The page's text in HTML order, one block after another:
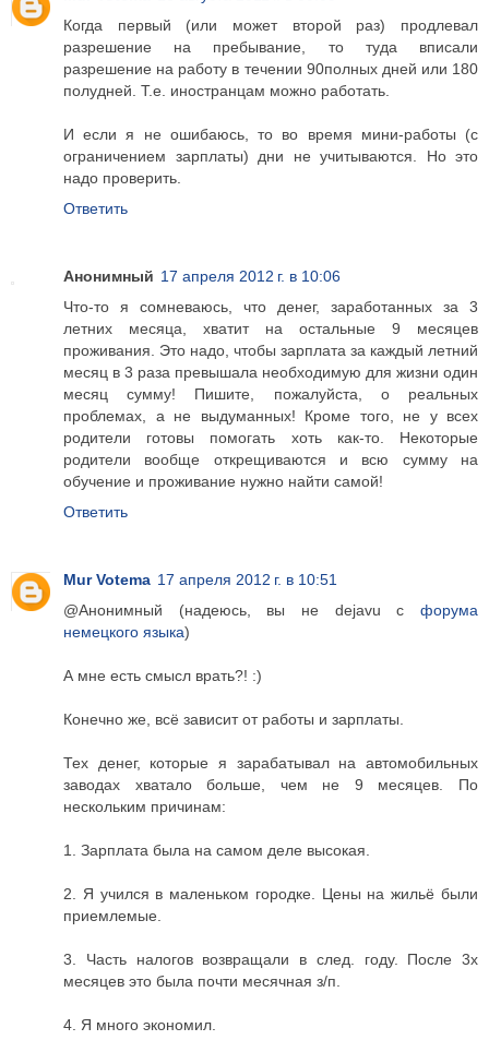
Когда первый (или может второй раз) продлевал
разрешение на пребывание, то туда вписали
разрешение на работу в течении 90полных дней или 180
полудней. Т.е. иностранцам можно работать.
И если я не ошибаюсь, то во время мини-работы (с
ограничением зарплаты) дни не учитываются. Но это
надо проверить.
Ответить
Анонимный 17 апреля 2012 г. в 10:06
Что-то я сомневаюсь, что денег, заработанных за 3
летних месяца, хватит на остальные 9 месяцев
проживания. Это надо, чтобы зарплата за каждый летний
месяц в 3 раза превышала необходимую для жизни один
месяц сумму! Пишите, пожалуйста, о реальных
проблемах, а не выдуманных! Кроме того, не у всех
родители готовы помогать хоть как-то. Некоторые
родители вообще открещиваются и всю сумму на
обучение и проживание нужно найти самой!
Ответить
Mur Votema 17 апреля 2012 г. в 10:51
@Анонимный (надеюсь, вы не dejavu с форума
немецкого языка)
А мне есть смысл врать?! :)
Конечно же, всё зависит от работы и зарплаты.
Тех денег, которые я зарабатывал на автомобильных
заводах хватало больше, чем не 9 месяцев. По
нескольким причинам:
1. Зарплата была на самом деле высокая.
2. Я учился в маленьком городке. Цены на жильё были
приемлемые.
3. Часть налогов возвращали в след. году. После 3х
месяцев это была почти месячная з/п.
4. Я много экономил.